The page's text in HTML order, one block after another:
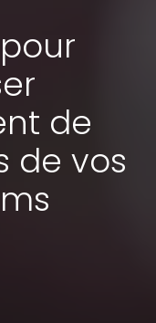
de
de vos